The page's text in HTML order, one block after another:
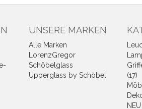
UNSERE MARKEN
Alle Marken
LorenzGregor
Schöbelglass
Upperglass by Schöbel
(17)